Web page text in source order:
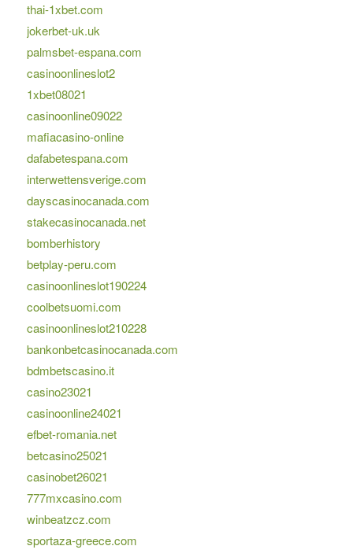
thai-1xbet.com
jokerbet-uk.uk
palmsbet-espana.com
casinoonlineslot2
1xbet08021
casinoonline09022
mafiacasino-online
dafabetespana.com
interwettensverige.com
dayscasinocanada.com
stakecasinocanada.net
bomberhistory
betplay-peru.com
casinoonlineslot190224
coolbetsuomi.com
casinoonlineslot210228
bankonbetcasinocanada.com
bdmbetscasino.it
casino23021
casinoonline24021
efbet-romania.net
betcasino25021
casinobet26021
777mxcasino.com
winbeatzcz.com
sportaza-greece.com